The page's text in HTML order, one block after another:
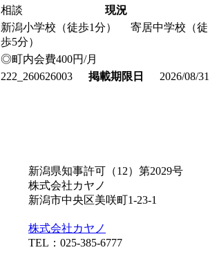
相談 現況
新潟小学校（徒歩1分） 寄居中学校（徒
歩5分）
◎町内会費400円/月
222_260626003 掲載期限日 2026/08/31
新潟県知事許可（12）第2029号
株式会社カヤノ
新潟市中央区美咲町1-23-1
株式会社カヤノ
TEL：025-385-6777